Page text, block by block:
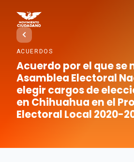
ACUERDOS
Acuerdo por el que se
Asamblea Electoral
elegir cargos de
en Chihuahua en el
Electoral Local 2020-